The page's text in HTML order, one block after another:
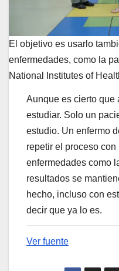
El objetivo es usarlo
enfermedades, como la
National Institutes of
Aunque es cierto que
estudiar. Solo un
estudio. Un enfermo
repetir el proceso
enfermedades como
resultados se
hecho, incluso con
decir que ya lo es.
Ver fuente